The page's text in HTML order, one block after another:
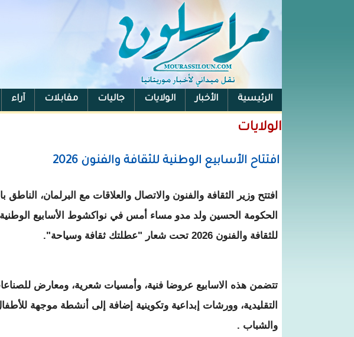
الرئيسية الأخبار الولايات جاليات مقابلات آراء
الفيس بوك
الولايات
افتتاح الأسابيع الوطنية للثقافة والفنون 2026
افتتح وزير الثقافة والفنون والاتصال والعلاقات مع البرلمان، الناطق
الحكومة الحسين ولد مدو مساء أمس في نواكشوط الأسابيع الوطنية
للثقافة والفنون 2026 تحت شعار "عطلتك ثقافة وسياحة".
تتضمن هذه الاسابيع عروضا فنية، وأمسيات شعرية، ومعارض
التقليدية، وورشات إبداعية وتكوينية إضافة إلى أنشطة موجهة
والشباب .